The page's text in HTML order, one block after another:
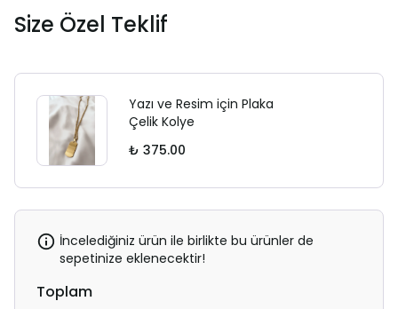
Size Özel Teklif
Yazı ve Resim için Plaka
Çelik Kolye
₺ 375.00
İncelediğiniz ürün ile birlikte bu ürünler de
sepetinize eklenecektir!
Toplam